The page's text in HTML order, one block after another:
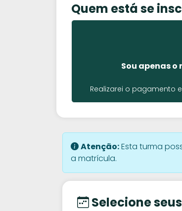
Quem está se
Sou apenas
Realizarei o pagamento
Atenção:Esta turma
a matrícula.
Selecione